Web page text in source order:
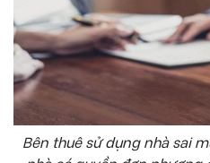
Bên thuê sử dụng nhà sai